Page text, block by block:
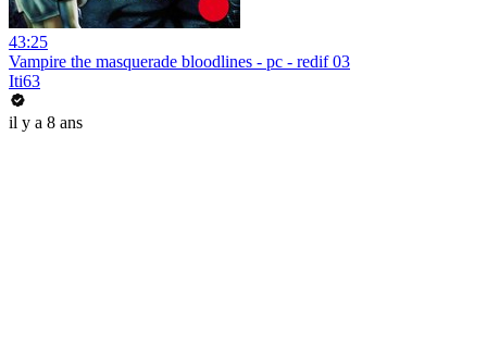
43:25
Vampire the masquerade bloodlines - pc - redif 03
Iti63
il y a 8 ans